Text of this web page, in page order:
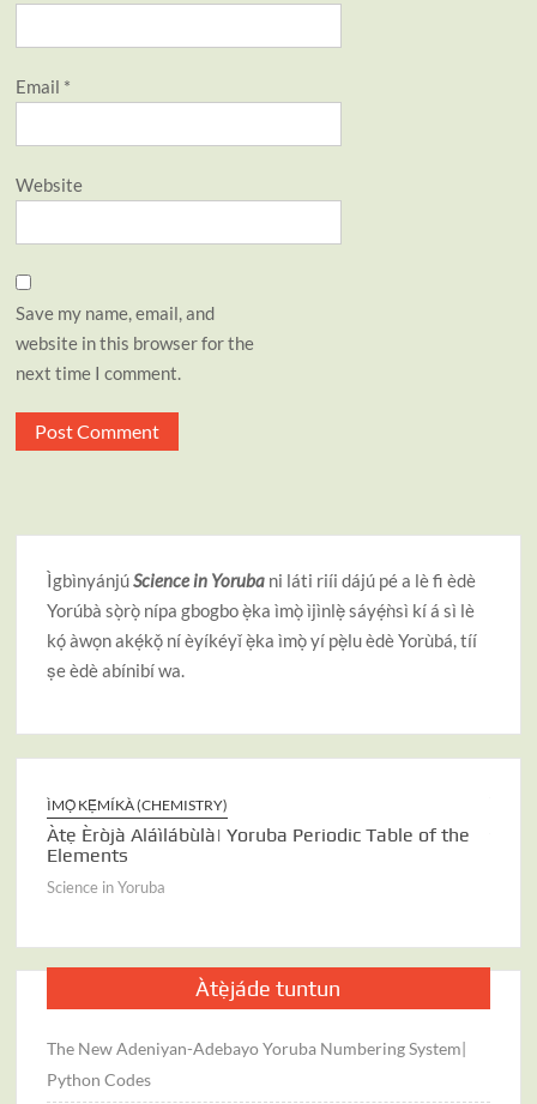
Email *
Website
Save my name, email, and
website in this browser for the
next time I comment.
ÌgbìnyánjúScience in Yoruba ni láti riíi dájú pé a lè fi èdè
Yorúbà sọ̀rọ̀ nípa gbogbo ẹ̀ka ìmọ̀ ìjìnlẹ̀ sáyẹ́ǹsì kí á sì lè
kọ́ àwọn akẹ́kọ̌ ní èyíkéyǐ ẹ̀ka ìmọ̀ yí pẹ̀lu èdè Yorùbá, tíí
ṣe èdè abínibí wa.
ÌMỌ̀ KẸ́MÍKÀ (CHEMISTRY)
Àtẹ Èròjà Aláìlábùlà| Yoruba Periodic Table of the
Elements
Science in Yoruba
Àtẹ̀jáde tuntun
The New Adeniyan-Adebayo Yoruba Numbering System|
Python Codes